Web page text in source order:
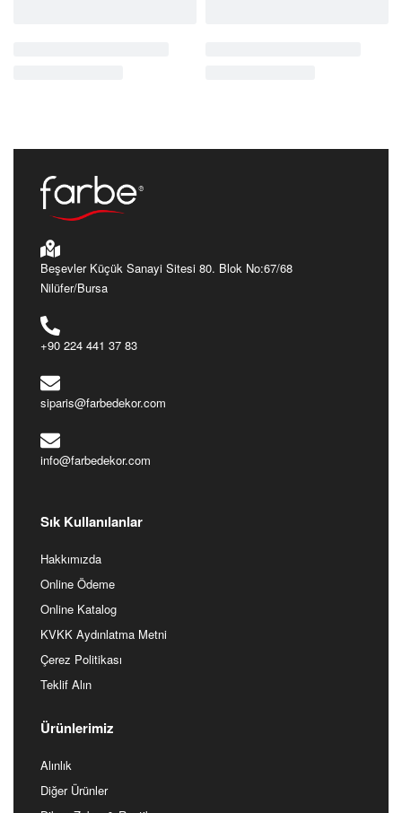
CT4524
Ürünü İncele
CT3014
Beşevler Küçük Sanayi Sitesi 80. Blok No:67/68
Nilüfer/Bursa
info@farbedekor.com
Sık Kullanılanlar
Online Ödeme
Çerez Politikası